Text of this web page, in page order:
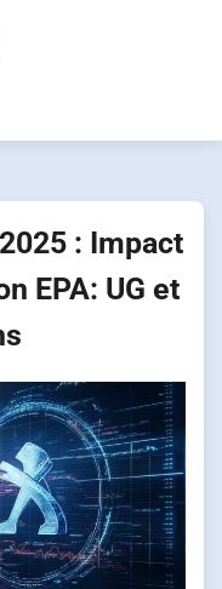
: Impact
EPA: UG et